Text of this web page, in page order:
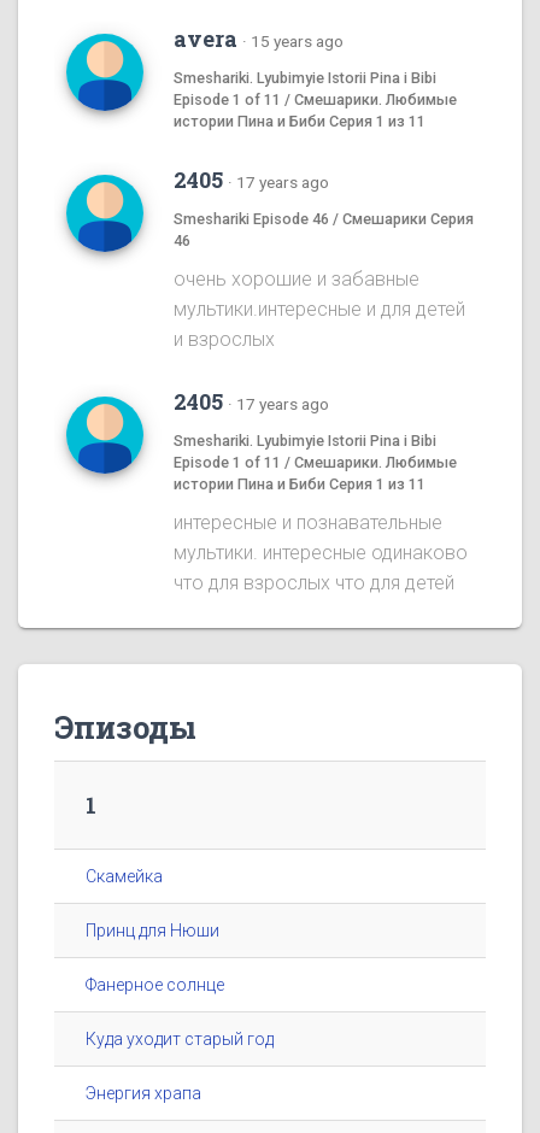
avera · 15 years ago
Smeshariki. Lyubimyie Istorii Pina i Bibi
Episode 1 of 11 / Смешарики. Любимые
истории Пина и Биби Серия 1 из 11
2405 · 17 years ago
Smeshariki Episode 46 / Смешарики Серия
46
очень хорошие и забавные
мультики.интересные и для детей
и взрослых
2405 · 17 years ago
Smeshariki. Lyubimyie Istorii Pina i Bibi
Episode 1 of 11 / Смешарики. Любимые
истории Пина и Биби Серия 1 из 11
интересные и познавательные
мультики. интересные одинаково
что для взрослых что для детей
Эпизоды
1
Скамейка
Принц для Нюши
Фанерное солнце
Куда уходит старый год
Энергия храпа